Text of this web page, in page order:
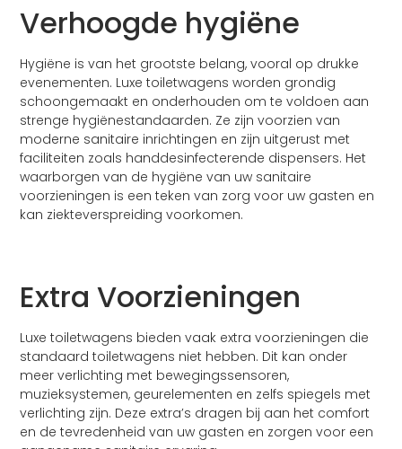
Verhoogde hygiëne
Hygiëne is van het grootste belang, vooral op drukke
evenementen. Luxe toiletwagens worden grondig
schoongemaakt en onderhouden om te voldoen aan
strenge hygiënestandaarden. Ze zijn voorzien van
moderne sanitaire inrichtingen en zijn uitgerust met
faciliteiten zoals handdesinfecterende dispensers. Het
waarborgen van de hygiëne van uw sanitaire
voorzieningen is een teken van zorg voor uw gasten en
kan ziekteverspreiding voorkomen.
Extra Voorzieningen
Luxe toiletwagens bieden vaak extra voorzieningen die
standaard toiletwagens niet hebben. Dit kan onder
meer verlichting met bewegingssensoren,
muzieksystemen, geurelementen en zelfs spiegels met
verlichting zijn. Deze extra’s dragen bij aan het comfort
en de tevredenheid van uw gasten en zorgen voor een